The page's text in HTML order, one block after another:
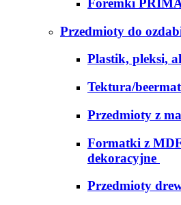
Foremki
Przedmioty do
Plastik, pleksi,
Tektura/beermat
Przedmioty z
Formatki z
dekoracyjne
Przedmioty